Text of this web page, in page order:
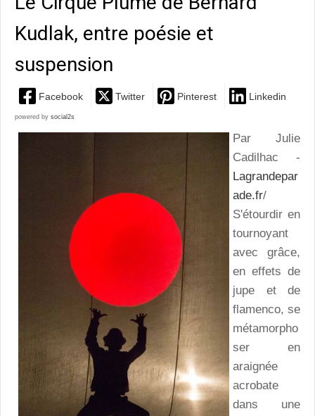
Kudlak, entre poésie et
suspension
Facebook Twitter Pinterest Linkedin
powered by social2s
Par Julie
Cadilhac -
Lagrandepar
ade.fr/
S'étourdir en
tournoyant
avec grâce,
en effets de
jupe et de
flamenco, se
métamorpho
ser en
araignée
acrobate
dans une